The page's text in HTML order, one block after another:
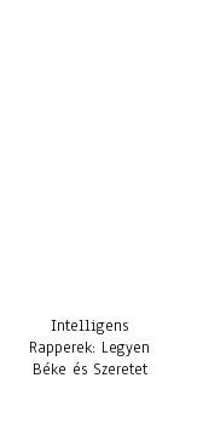
Intelligens
Rapperek: Legyen
Béke és Szeretet